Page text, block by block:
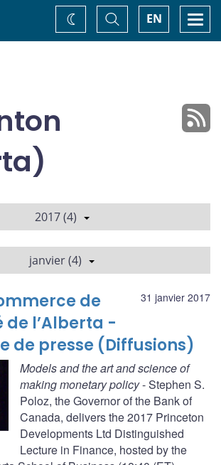
EN
Basculer
la
recherche
Changez
de
2017 (4)
janvier (4)
31 janvier 2017
de
de l’Alberta -
de presse (Diffusions)
Models and the art and science of
making monetary policy- Stephen S.
Poloz, the Governor of the Bank of
Canada, delivers the 2017 Princeton
Developments Ltd Distinguished
Lecture in Finance, hosted by the